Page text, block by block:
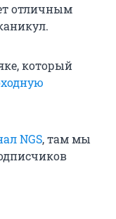
отличным
который
NGS, там мы